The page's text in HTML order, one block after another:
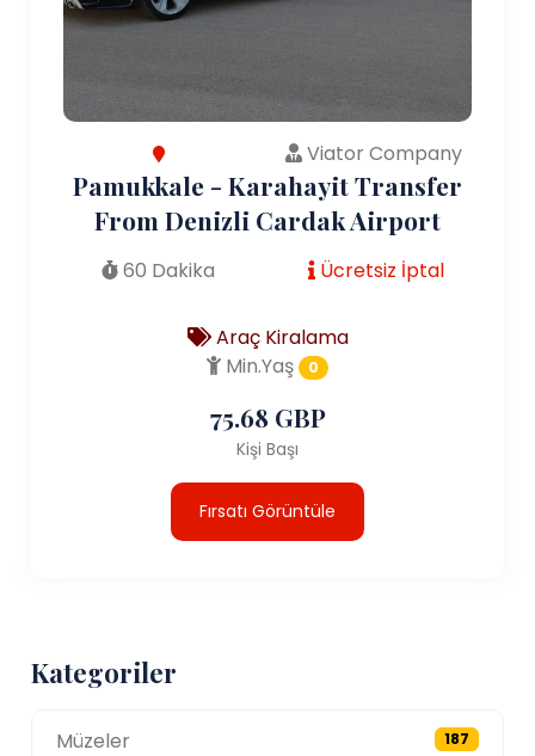
Viator Company
Pamukkale - Karahayit Transfer
From Denizli Cardak Airport
60 Dakika Ücretsiz İptal
Araç Kiralama
Min.Yaş
0
75.68 GBP
Kişi Başı
Fırsatı Görüntüle
Kategoriler
Müzeler 187